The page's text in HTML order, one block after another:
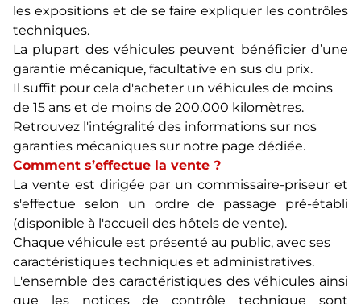
les expositions et de se faire expliquer les contrôles
techniques.
La plupart des véhicules peuvent bénéficier d’une
garantie mécanique, facultative en sus du prix.
Il suffit pour cela d'acheter un véhicules de moins
de 15 ans et de moins de 200.000 kilomètres.
Retrouvez l'intégralité des informations sur nos
garanties mécaniques sur notre page dédiée.
Comment s’effectue la vente ?
La vente est dirigée par un commissaire-priseur et
s'effectue selon un ordre de passage pré-établi
(disponible à l'accueil des hôtels de vente).
Chaque véhicule est présenté au public, avec ses
caractéristiques techniques et administratives.
L'ensemble des caractéristiques des véhicules ainsi
que les notices de contrôle technique sont